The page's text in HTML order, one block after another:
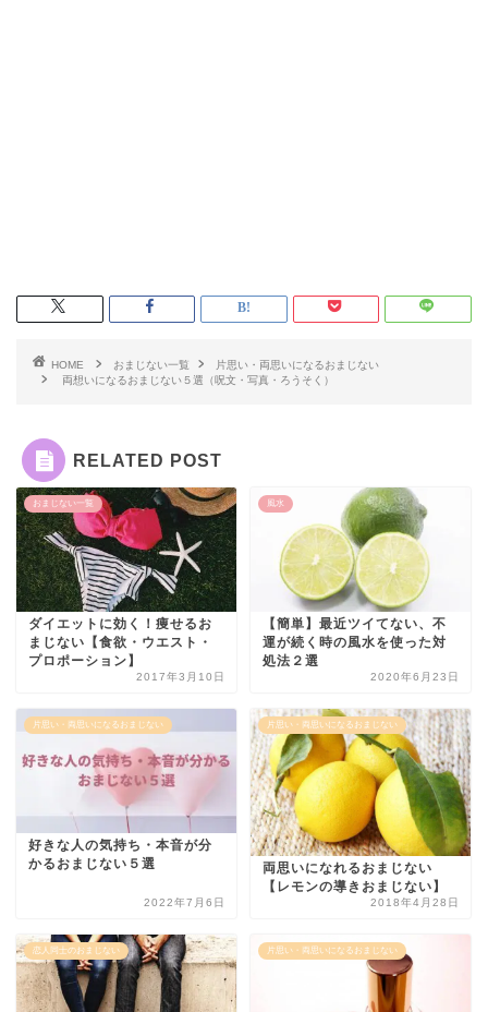
HOME おまじない一覧
片思い・両思いになるおまじない
両想いになるおまじない５選（呪文・写真・ろうそく）
RELATED POST
おまじない一覧
ダイエットに効く！痩せるお
まじない【食欲・ウエスト・
プロポーション】
2017年3月10日
風水
【簡単】最近ツイてない、不
運が続く時の風水を使った対
処法２選
2020年6月23日
片思い・両思いになるおまじない
好きな人の気持ち・本音が分
かるおまじない５選
2022年7月6日
片思い・両思いになるおまじない
両思いになれるおまじない
【レモンの導きおまじない】
2018年4月28日
恋人同士のおまじない 片思い・両思いになるおまじない